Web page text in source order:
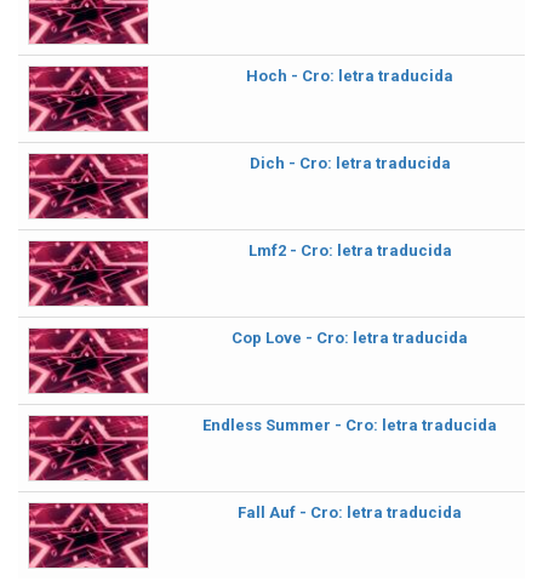
Hoch - Cro: letra traducida
Dich - Cro: letra traducida
Lmf2 - Cro: letra traducida
Cop Love - Cro: letra traducida
Endless Summer - Cro: letra traducida
Fall Auf - Cro: letra traducida